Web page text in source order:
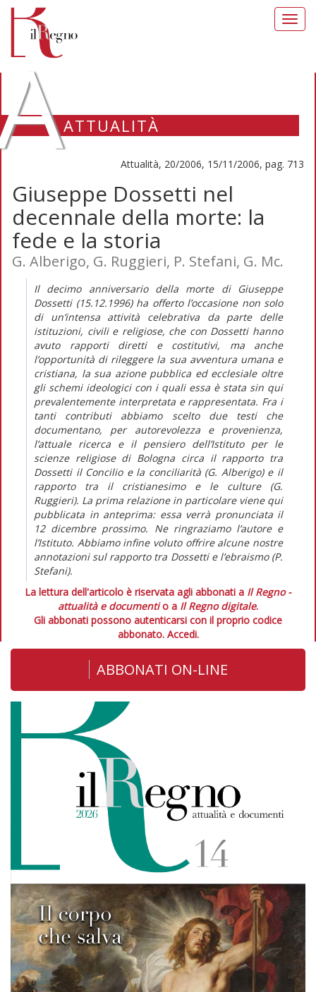
ATTUALITÀ
Attualità, 20/2006, 15/11/2006, pag. 713
Giuseppe Dossetti nel
decennale della morte: la
fede e la storia
G. Alberigo, G. Ruggieri, P. Stefani, G. Mc.
Il decimo anniversario della morte di Giuseppe
Dossetti (15.12.1996) ha offerto l’occasione non solo
di un’intensa attività celebrativa da parte delle
istituzioni, civili e religiose, che con Dossetti hanno
avuto rapporti diretti e costitutivi, ma anche
l’opportunità di rileggere la sua avventura umana e
cristiana, la sua azione pubblica ed ecclesiale oltre
gli schemi ideologici con i quali essa è stata sin qui
prevalentemente interpretata e rappresentata. Fra i
tanti contributi abbiamo scelto due testi che
documentano, per autorevolezza e provenienza,
l’attuale ricerca e il pensiero dell’Istituto per le
scienze religiose di Bologna circa il rapporto tra
Dossetti il Concilio e la conciliarità (G. Alberigo) e il
rapporto tra il cristianesimo e le culture (G.
Ruggieri). La prima relazione in particolare viene qui
pubblicata in anteprima: essa verrà pronunciata il
12 dicembre prossimo. Ne ringraziamo l’autore e
l’Istituto. Abbiamo infine voluto offrire alcune nostre
annotazioni sul rapporto tra Dossetti e l’ebraismo (P.
Stefani).
La lettura dell'articolo è riservata agli abbonati a Il Regno -
attualità e documentio a Il Regno digitale.
Gli abbonati possono autenticarsi con il proprio codice
abbonato. Accedi.
ABBONATI ON-LINE